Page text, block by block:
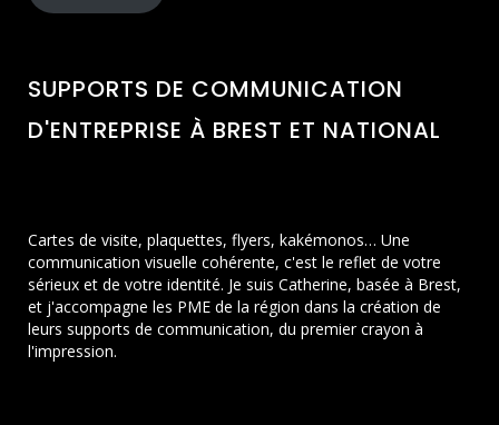
SUPPORTS DE COMMUNICATION
D'ENTREPRISE À BREST ET NATIONAL
Cartes de visite, plaquettes, flyers, kakémonos… Une
communication visuelle cohérente, c'est le reflet de votre
sérieux et de votre identité. Je suis Catherine, basée à Brest,
et j'accompagne les PME de la région dans la création de
leurs supports de communication, du premier crayon à
l'impression.